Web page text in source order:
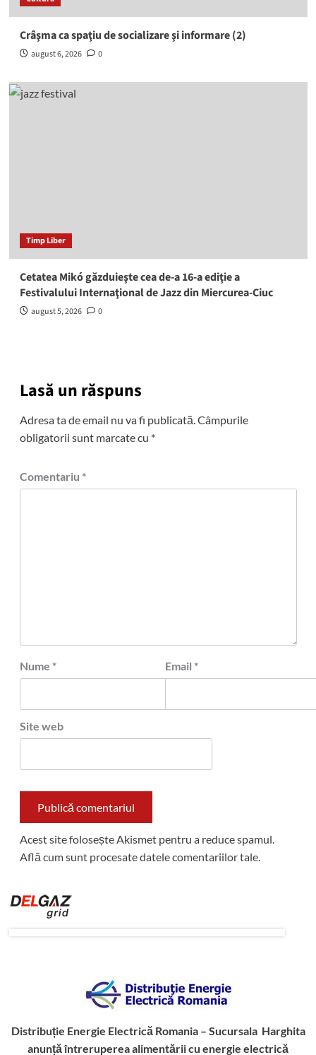
Crâşma ca spaţiu de socializare şi informare (2)
august 6, 2026 0
Timp Liber
Cetatea Mikó găzduieşte cea de-a 16-a ediţie a
Festivalului Internaţional de Jazz din Miercurea-Ciuc
august 5, 2026 0
Lasă un răspuns
Adresa ta de email nu va fi publicată.Câmpurile
obligatorii sunt marcate cu *
Comentariu *
Nume * Email *
Site web
Acest site folosește Akismet pentru a reduce spamul.
Află cum sunt procesate datele comentariilor tale.
Distribuție Energie Electrică Romania – Sucursala Harghita
anunță întreruperea alimentării cu energie electrică